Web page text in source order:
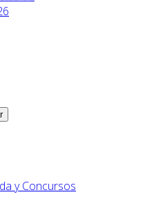
y Concursos